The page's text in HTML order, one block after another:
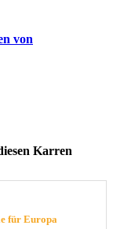
von
Karren
für Europa